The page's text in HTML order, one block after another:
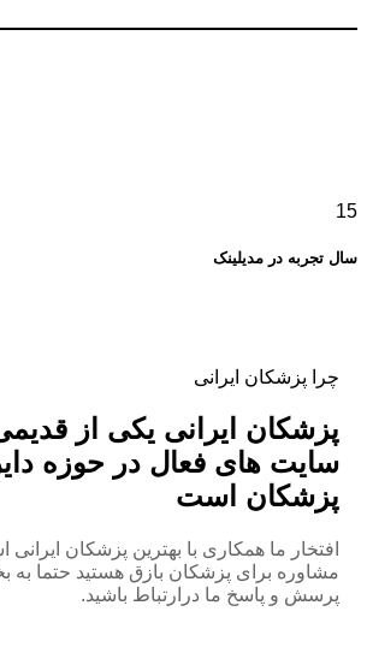
15
سال تجربه در مدیلینک
چرا پزشکان ایرانی
پزشکان ایرانی یکی از
سایت های فعال در حوزه
پزشکان است
افتخار ما همکاری با بهترین پزشکان ایرانی
مشاوره برای پزشکان بازق هستید حتما
پرسش و پاسخ ما درارتباط باشید.